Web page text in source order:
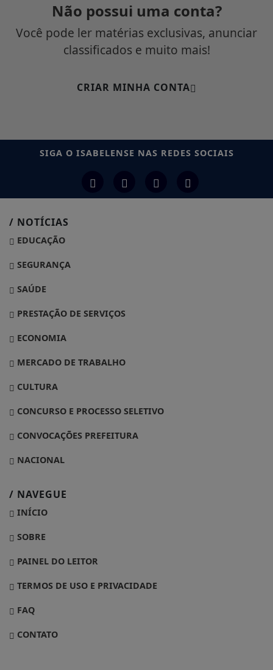
Não possui uma conta?
Você pode ler matérias exclusivas, anunciar
classificados e muito mais!
CRIAR MINHA CONTA
SIGA O ISABELENSE NAS REDES SOCIAIS
/ NOTÍCIAS
EDUCAÇÃO
SEGURANÇA
SAÚDE
PRESTAÇÃO DE SERVIÇOS
ECONOMIA
MERCADO DE TRABALHO
CULTURA
CONCURSO E PROCESSO SELETIVO
CONVOCAÇÕES PREFEITURA
NACIONAL
/ NAVEGUE
INÍCIO
SOBRE
PAINEL DO LEITOR
TERMOS DE USO E PRIVACIDADE
FAQ
CONTATO